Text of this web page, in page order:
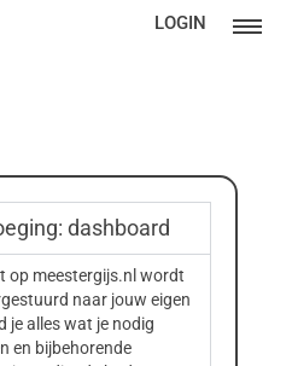
LOGIN
dashboard
op meestergijs.nl wordt
naar jouw eigen
je alles wat je nodig
en bijbehorende